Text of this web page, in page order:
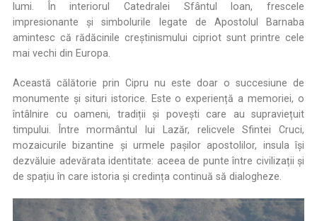
lumi. În interiorul Catedralei Sfântul Ioan, frescele
impresionante și simbolurile legate de Apostolul Barnaba
amintesc că rădăcinile creștinismului cipriot sunt printre cele
mai vechi din Europa.
Această călătorie prin Cipru nu este doar o succesiune de
monumente și situri istorice. Este o experiență a memoriei, o
întâlnire cu oameni, tradiții și povești care au supraviețuit
timpului. Între mormântul lui Lazăr, relicvele Sfintei Cruci,
mozaicurile bizantine și urmele pașilor apostolilor, insula își
dezvăluie adevărata identitate: aceea de punte între civilizații și
de spațiu în care istoria și credința continuă să dialogheze.